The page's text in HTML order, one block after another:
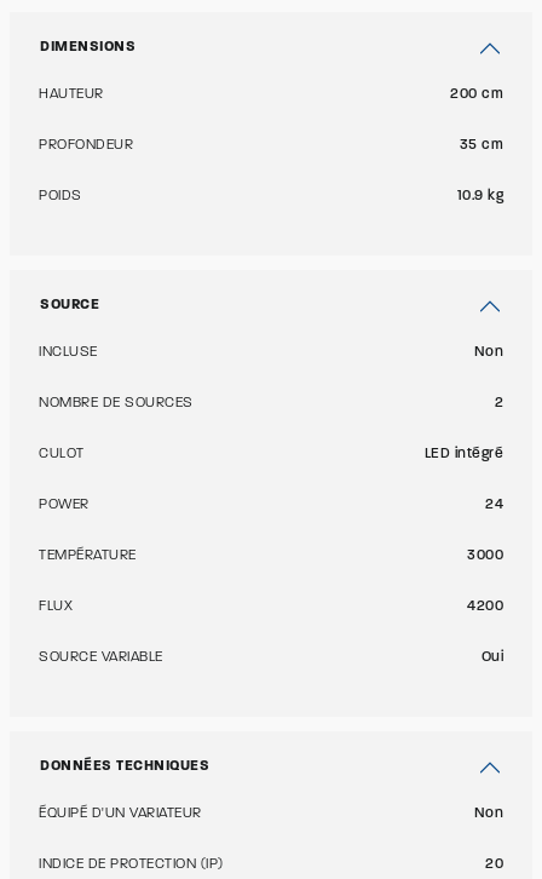
DIMENSIONS
HAUTEUR 200 cm
PROFONDEUR 35 cm
POIDS 10.9 kg
SOURCE
INCLUSE Non
NOMBRE DE SOURCES 2
CULOT LED intégré
POWER 24
TEMPÉRATURE 3000
FLUX 4200
SOURCE VARIABLE Oui
DONNÉES TECHNIQUES
ÉQUIPÉ D'UN VARIATEUR Non
INDICE DE PROTECTION (IP) 20